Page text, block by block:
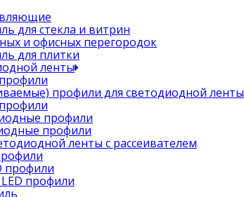
для стекла и витрин
и офисных перегородок
для плитки
ленты
профили для светодиодной ленты
профили
профили
ленты с рассеивателем
профили
профили